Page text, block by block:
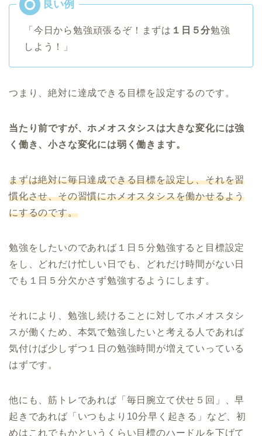
「今日から勉強頑張るぞ！まずは １日５分勉強
しよう！」
つまり、絶対に達成できる目標を設定するのです。
当たり前ですが、ホメオスタシスは大きな変化には強
く働き、小さな変化には弱く働きます。
まずは絶対に毎日達成できる目標を設定し、それを習
慣化させ、その習慣にホメオスタシスを働かせるよう
にするのです。
勉強をしたいのであれば１日５分勉強すると目標設定
をし、どれだけ忙しい日でも、どれだけ時間がない日
でも１日５分欠かさず勉強するようにします。
それにより、勉強し続けることに対してホメオスタシ
スが働くため、本気で勉強したいと考える人であれば
気付けば少しずつ１日の勉強時間が増えていっている
はずです。
他にも、筋トレであれば「毎日腕立て伏せ５回」、早
起きであれば「いつもより10分早く起きる」など、初
めはこれでもかというくらい目標のハードルを下げて